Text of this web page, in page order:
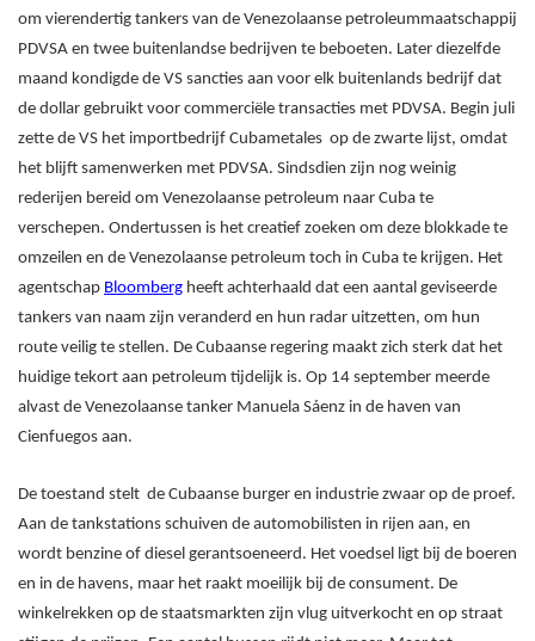
om vierendertig tankers van de Venezolaanse petroleummaatschappij
PDVSA en twee buitenlandse bedrijven te beboeten. Later diezelfde
maand kondigde de VS sancties aan voor elk buitenlands bedrijf dat
de dollar gebruikt voor commerciële transacties met PDVSA. Begin juli
zette de VS het importbedrijf Cubametales op de zwarte lijst, omdat
het blijft samenwerken met PDVSA. Sindsdien zijn nog weinig
rederijen bereid om Venezolaanse petroleum naar Cuba te
verschepen. Ondertussen is het creatief zoeken om deze blokkade te
omzeilen en de Venezolaanse petroleum toch in Cuba te krijgen. Het
agentschap Bloomberg heeft achterhaald dat een aantal geviseerde
tankers van naam zijn veranderd en hun radar uitzetten, om hun
route veilig te stellen. De Cubaanse regering maakt zich sterk dat het
huidige tekort aan petroleum tijdelijk is. Op 14 september meerde
alvast de Venezolaanse tanker Manuela Sáenz in de haven van
Cienfuegos aan.
De toestand stelt de Cubaanse burger en industrie zwaar op de proef.
Aan de tankstations schuiven de automobilisten in rijen aan, en
wordt benzine of diesel gerantsoeneerd. Het voedsel ligt bij de boeren
en in de havens, maar het raakt moeilijk bij de consument. De
winkelrekken op de staatsmarkten zijn vlug uitverkocht en op straat